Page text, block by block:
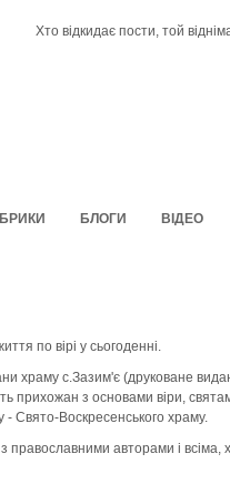
Хто відкидає пости, той
БЛОГИ ВІДЕО
по вірі у сьогоденні.
храму с.Зазим'є (друковане
прихожан з основами віри,
- Свято-Воскресенського храму.
з православними авторами і